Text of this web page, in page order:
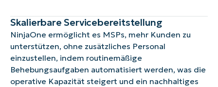
Skalierbare Servicebereitstellung
NinjaOne ermöglicht es MSPs, mehr Kunden zu
unterstützen, ohne zusätzliches Personal
einzustellen, indem routinemäßige
Behebungsaufgaben automatisiert werden, was die
operative Kapazität steigert und ein nachhaltiges